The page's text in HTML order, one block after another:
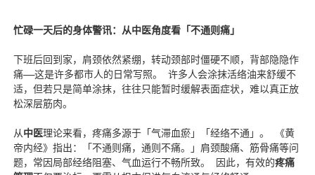
忙碌一天后的身体警讯：从中医角度看「不通则痛」
下班后回到家，肩颈依然紧绷，转动颈部时僵硬不顺，背部隐隐作
痛——这是许多都市人的日常写照。 许多人会涂抹活络油来舒缓不
适，但若只是简单涂抹，往往只能暂时缓解表面症状，难以真正放
松深层筋肉。
从中医理论来看，疼痛多源于「气滞血瘀」「经络不通」。 《黄
帝内经》指出：「不通则痛，通则不痛。」肩颈酸痛、筋骨痛等问
题，常因局部经络阻塞、气血运行不畅所致。 因此，有效的疼痛